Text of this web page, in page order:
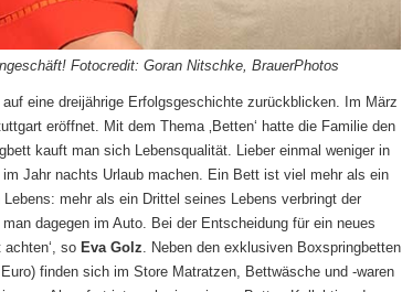
Fotocredit: Goran Nitschke, BrauerPhotos
eine dreijährige Erfolgsgeschichte zurückblicken. Im März
eröffnet. Mit dem Thema ‚Betten‘ hatte die Familie den
kauft man sich Lebensqualität. Lieber einmal weniger in
Jahr nachts Urlaub machen. Ein Bett ist viel mehr als ein
mehr als ein Drittel seines Lebens verbringt der
dagegen im Auto. Bei der Entscheidung für ein neues
so Eva Golz. Neben den exklusiven Boxspringbetten
finden sich im Store Matratzen, Bettwäsche und -waren